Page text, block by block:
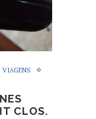
VIAGENS
CLOS.